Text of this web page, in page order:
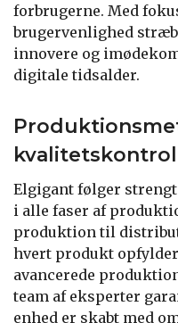
forbrugerne. Med
brugervenlighed
innovere og
digitale tidsalder.
kvalitetskontrol
Elgigant følger
i alle faser af
produktion til
hvert produkt opfylder
avancerede
team af eksperter
enhed er skabt med